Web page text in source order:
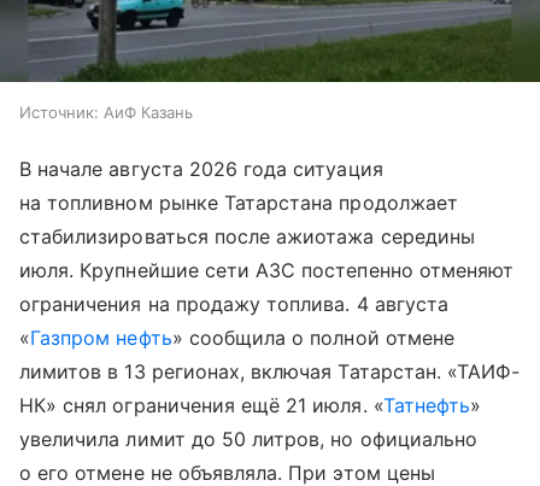
Источник: АиФ Казань
В начале августа 2026 года ситуация
на топливном рынке Татарстана продолжает
стабилизироваться после ажиотажа середины
июля. Крупнейшие сети АЗС постепенно отменяют
ограничения на продажу топлива. 4 августа
«Газпром нефть» сообщила о полной отмене
лимитов в 13 регионах, включая Татарстан. «ТАИФ-
НК» снял ограничения ещё 21 июля. «Татнефть»
увеличила лимит до 50 литров, но официально
о его отмене не объявляла. При этом цены